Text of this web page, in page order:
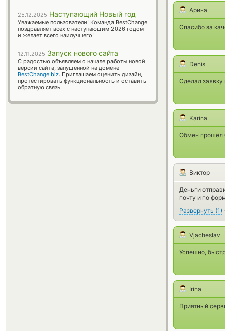
Арина
Спасибо за
Denis
Сделал
Karina
Обмен прошёл
Виктор
Деньги
почту и по
Развернуть (1)
Vjacheslav
Успешно,
Irina
Приятный
25.12.2025 Наступающий Новый год
Уважаемые пользователи! Команда BestChange
поздравляет всех с наступающим 2026 годом
и желает всего наилучшего!
12.11.2025 Запуск нового сайта
С радостью объявляем о начале работы новой
версии сайта, запущенной на домене
BestChange.biz. Приглашаем оценить дизайн,
протестировать функциональность и оставить
обратную связь.